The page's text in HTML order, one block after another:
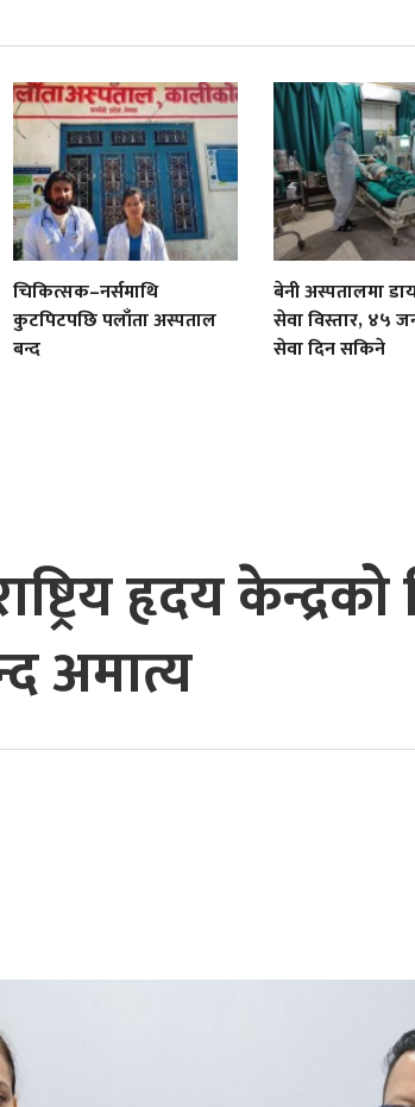
चिकित्सक–नर्समाथि
कुटपिटपछि पलाँता अस्पताल
बन्द
बेनी अस्पतालमा
सेवा विस्तार, ४५
सेवा दिन सकिने
हृदय केन्द्रको
अमात्य